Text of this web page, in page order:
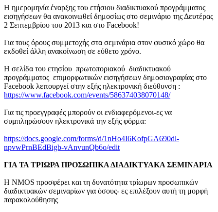
Η ημερομηνία έναρξης του ετήσιου διαδικτυακού προγράμματος
εισηγήσεων θα ανακοινωθεί δημοσίως στο σεμινάριο της Δευτέρας
2 Σεπτεμβρίου του 2013 και στο Facebook!
Για τους όρους συμμετοχής στα σεμινάρια στον φυσικό χώρο θα
εκδοθεί άλλη ανακοίνωση σε εύθετο χρόνο.
Η σελίδα του ετησίου πρωτοποριακού διαδικτυακού
προγράμματος επιμορφωτικών εισηγήσεων δημοσιογραφίας στο
Facebook λειτουργεί στην εξής ηλεκτρονική διεύθυνση :
https://www.facebook.com/events/586374038070148/
Για τις προεγγραφές μπορούν οι ενδιαφερόμενοι-ες να
συμπληρώσουν ηλεκτρονικά την εξής φόρμα:
https://docs.google.com/forms/d/1nHo4I6KofpGA690dl-
npvwPrnBEdBigb-vAnvunQb6o/edit
ΓΙΑ ΤΑ ΤΡΙΩΡΑ ΠΡΟΣΩΠΙΚΑ ΔΙΑΔΙΚΤΥΑΚΑ ΣΕΜΙΝΑΡΙΑ
Η ΝΜΟS προσφέρει και τη δυνατότητα τρίωρων προσωπικών
διαδικτυακών σεμιναρίων για όσους- ες επιλέξουν αυτή τη μορφή
παρακολούθησης